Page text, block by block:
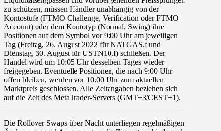
zu schützen, müssen Händler unabhängig von der
Kontostufe (FTMO Challenge, Verification oder FTMO
Account) oder dem Kontotyp (Normal, Swing) ihre
Positionen auf dem Symbol vor9:00 Uhr am jeweiligen
Tag (Freitag, 26. August 2022 fürNATGAS.fund
Dienstag, 30. August fürUSTN10.f) schließen. Der
Handel wird um 10:05 Uhr desselben Tages wieder
freigegeben. Eventuelle Positionen, die nach 9:00 Uhr
offen bleiben, werden vor 10:00 Uhr zum aktuellen
Marktpreis geschlossen. Alle Zeitangaben beziehen sich
auf die Zeit des MetaTrader-Servers (GMT+3/CEST+1).
Die Rollover Swaps über Nacht unterliegen regelmäßigen